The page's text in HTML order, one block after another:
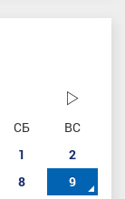
СБ
ВС
1
2
8
9